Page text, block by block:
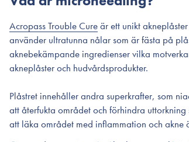
Acropass Trouble Cureär ett unikt
använder ultratunna nålar som är fästa på
aknebekämpande ingredienser vilka
akneplåster och hudvårdsprodukter.
Plåstret innehåller andra superkrafter, som
att återfukta området och förhindra
att läka området med inflammation och akne